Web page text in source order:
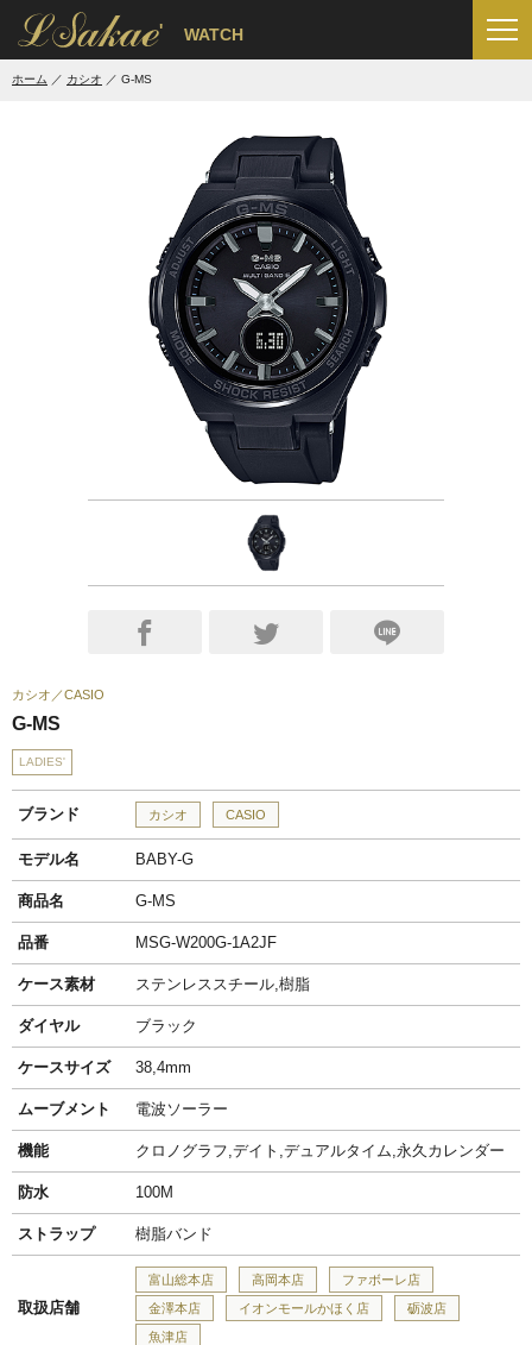
' WATCH
ホーム カシオ G-MS
カシオ CASIO
G-MS
LADIES'
ブランド カシオ CASIO
モデル名 BABY-G
商品名 G-MS
品番 MSG-W200G-1A2JF
ケース素材 ステンレススチール,樹脂
ダイヤル ブラック
ケースサイズ 38,4mm
ムーブメント 電波ソーラー
機能 クロノグラフ,デイト,デュアルタイム,永久カレンダー
防水 100M
ストラップ 樹脂バンド
取扱店舗
富山総本店 高岡本店
ファボーレ店
金澤本店
イオンモールかほく店
砺波店
魚津店